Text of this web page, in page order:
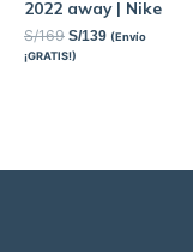
2022 away | Nike
S/169 S/139 (Envío
¡GRATIS!)